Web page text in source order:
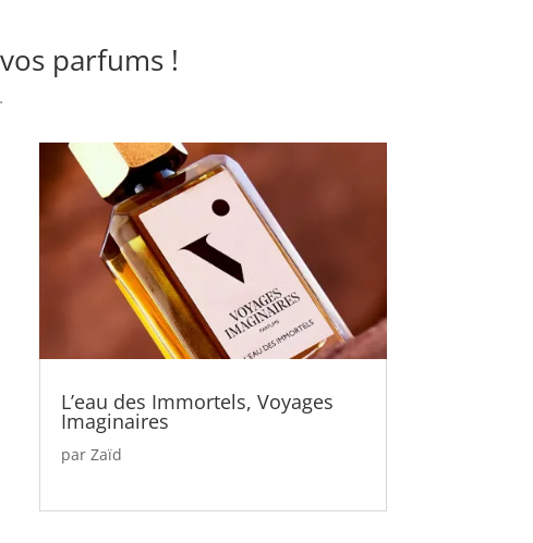
parfums !
L’eau des Immortels, Voyages
Imaginaires
par Zaïd